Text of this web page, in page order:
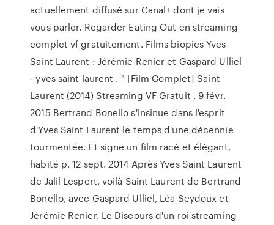
actuellement diffusé sur Canal+ dont je vais
vous parler. Regarder Eating Out en streaming
complet vf gratuitement. Films biopics Yves
Saint Laurent : Jérémie Renier et Gaspard Ulliel
- yves saint laurent . " [Film Complet] Saint
Laurent (2014) Streaming VF Gratuit . 9 févr.
2015 Bertrand Bonello s'insinue dans l'esprit
d'Yves Saint Laurent le temps d'une décennie
tourmentée. Et signe un film racé et élégant,
habité p. 12 sept. 2014 Après Yves Saint Laurent
de Jalil Lespert, voilà Saint Laurent de Bertrand
Bonello, avec Gaspard Ulliel, Léa Seydoux et
Jérémie Renier. Le Discours d'un roi streaming